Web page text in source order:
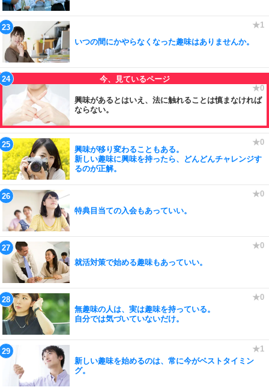
いつの間にかやらなくなった趣味はありませんか。
興味があるとはいえ、法に触れることは慎まなければ
ならない。
興味が移り変わることもある。
新しい趣味に興味を持ったら、どんどんチャレンジす
るのが正解。
特典目当ての入会もあっていい。
就活対策で始める趣味もあっていい。
無趣味の人は、実は趣味を持っている。
自分では気づいていないだけ。
新しい趣味を始めるのは、常に今がベストタイミン
グ。